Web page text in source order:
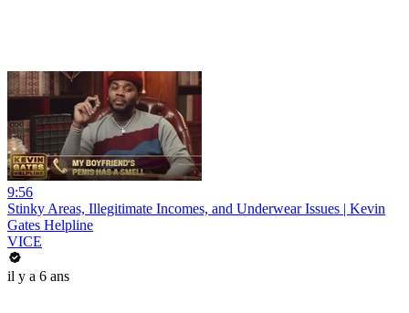
9:56
Stinky Areas, Illegitimate Incomes, and Underwear Issues | Kevin
Gates Helpline
VICE
il y a 6 ans